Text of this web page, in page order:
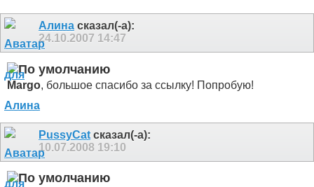
Алина сказал(-а):
24.10.2007 14:47
Margo, большое спасибо за ссылку! Попробую!
PussyCat сказал(-а):
10.07.2008 19:10